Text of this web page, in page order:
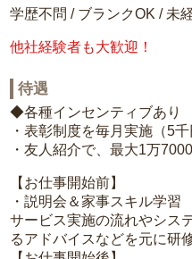
学歴不問 / ブランクOK / 未
他社経験者も大歓迎！
待遇
◆各種インセンティブあり
・表彰制度を毎月実施（5
・友人紹介で、最大1万
【お仕事開始前】
・説明会＆家事スキル学習
サービス実施の流れやシス
るアドバイスなどを元に研